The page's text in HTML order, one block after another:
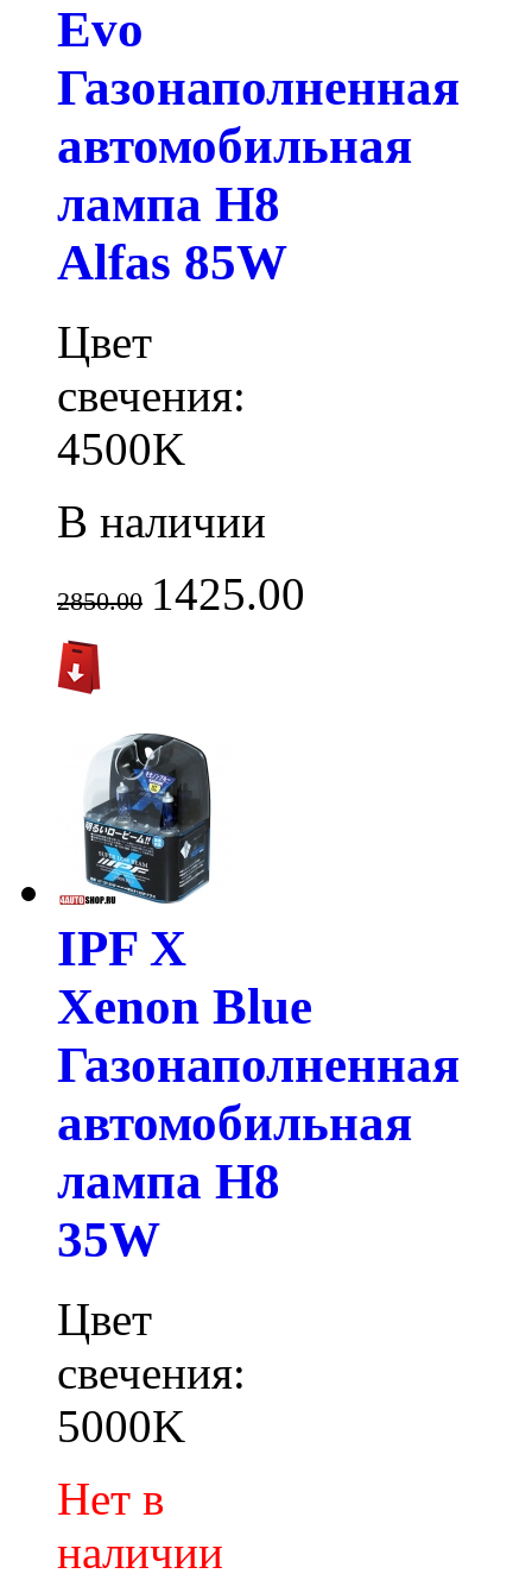
Evo
Газонаполненная
автомобильная
лампа H8
Alfas 85W
Цвет
свечения:
4500K
В наличии
2850.00 1425.00
IPF X
Xenon Blue
Газонаполненная
автомобильная
лампа H8
35W
Цвет
свечения:
5000K
Нет в
наличии